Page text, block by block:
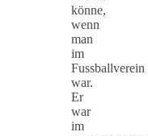
könne,
wenn
man
im
Fussballverein
war.
Er
war
im